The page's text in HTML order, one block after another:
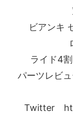
ビアンキ
ライド4
パーツレビ
Twitter